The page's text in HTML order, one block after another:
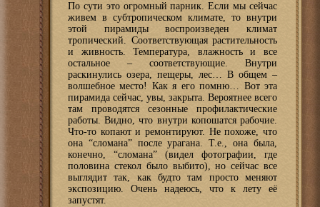
По сути это огромный парник. Если мы сейчас
живем в субтропическом климате, то внутри
этой пирамиды воспроизведен климат
тропический. Соответствующая растительность
и живность. Температура, влажность и все
остальное – соответствующие. Внутри
раскинулись озера, пещеры, лес… В общем –
волшебное место! Как я его помню… Вот эта
пирамида сейчас, увы, закрыта. Вероятнее всего
там проводятся сезонные профилактические
работы. Видно, что внутри копошатся рабочие.
Что-то копают и ремонтируют. Не похоже, что
она “сломана” после урагана. Т.е., она была,
конечно, “сломана” (видел фотографии, где
половина стекол было выбито), но сейчас все
выглядит так, как будто там просто меняют
экспозицию. Очень надеюсь, что к лету её
запустят.